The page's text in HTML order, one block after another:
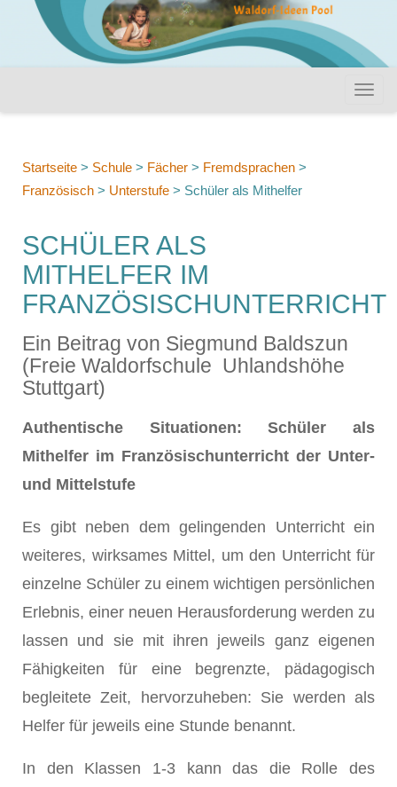
Startseite > Schule > Fächer > Fremdsprachen >
Französisch > Unterstufe > Schüler als Mithelfer
SCHÜLER ALS
MITHELFER IM
FRANZÖSISCHUNTERRICHT
Ein Beitrag von Siegmund Baldszun
(Freie Waldorfschule Uhlandshöhe
Stuttgart)
Authentische Situationen: Schüler als
Mithelfer im Französischunterricht der Unter-
und Mittelstufe
Es gibt neben dem gelingenden Unterricht ein
weiteres, wirksames Mittel, um den Unterricht für
einzelne Schüler zu einem wichtigen persönlichen
Erlebnis, einer neuen Herausforderung werden zu
lassen und sie mit ihren jeweils ganz eigenen
Fähigkeiten für eine begrenzte, pädagogisch
begleitete Zeit, hervorzuheben: Sie werden als
Helfer für jeweils eine Stunde benannt.
In den Klassen 1-3 kann das die Rolle des